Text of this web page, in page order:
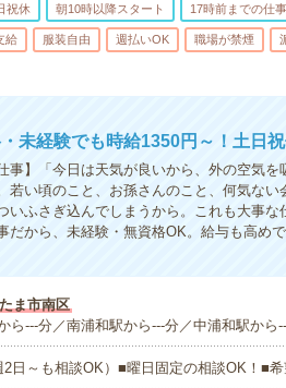
祝休 朝10時以降スタート 17時前までの仕事
給 服装自由 週払いOK 職場が禁煙
経験でも時給1350円～！土日祝
事】「今日は天気が良いから、外の空気
若い頃のこと、お孫さんのこと、何気な
いふさぎ込んでしまうから。これも大事な
だから、未経験・無資格OK。給与も高め
ま市南区
ら---分／南浦和駅から---分／中浦和駅から
日～も相談OK）■曜日固定の相談OK！■